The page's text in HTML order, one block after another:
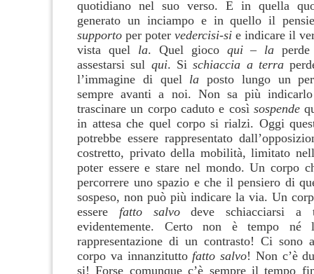
quotidiano nel suo verso. E in quella
generato un inciampo e in quello il
supporto per poter vedercisi-si e indicare il
vista quel la. Quel gioco qui – la
assestarsi sul qui. Sischiaccia a terra
l’immagine di quel la posto lungo un
sempre avanti a noi. Non sa più
trascinare un corpo caduto e così sospende
in attesa che quel corpo si rialzi. Oggi
potrebbe essere rappresentato
costretto, privato della mobilità, limitato
poter essere e stare nel mondo. Un corpo
percorrere uno spazio e che il pensiero di
sospeso, non può più indicare la via. Un
essere fatto salvodeve schiacciarsi
evidentemente. Certo non è tempo né
rappresentazione di un contrasto! Ci sono
corpo va innanzitutto fatto salvo! Non c’è
si! Forse comunque c’è sempre il tempo